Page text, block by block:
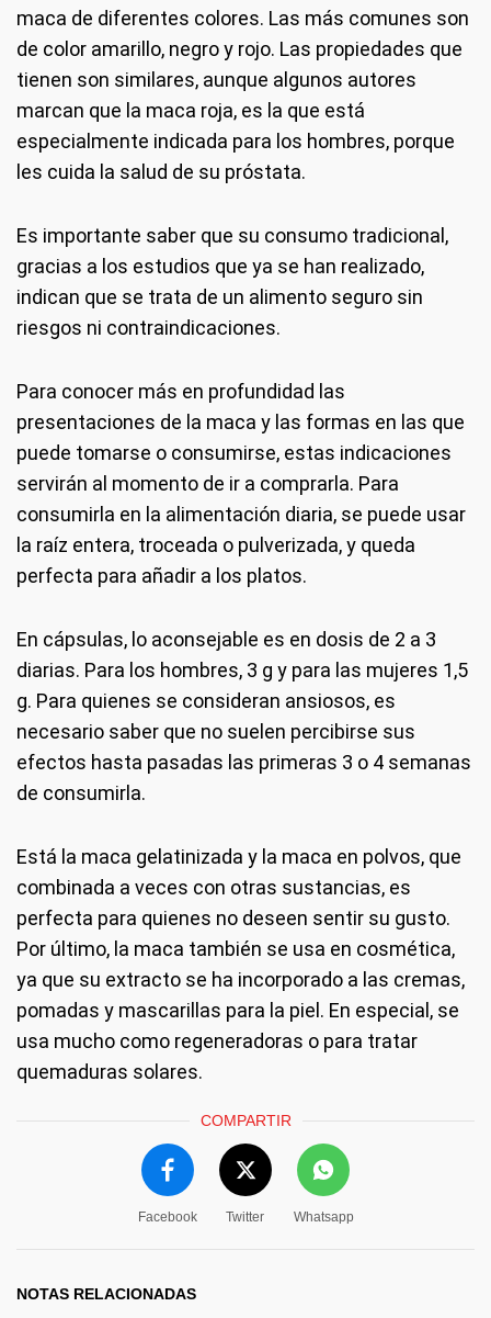
maca de diferentes colores. Las más comunes son
de color amarillo, negro y rojo. Las propiedades que
tienen son similares, aunque algunos autores
marcan que la maca roja, es la que está
especialmente indicada para los hombres, porque
les cuida la salud de su próstata.
Es importante saber que su consumo tradicional,
gracias a los estudios que ya se han realizado,
indican que se trata de un alimento seguro sin
riesgos ni contraindicaciones.
Para conocer más en profundidad las
presentaciones de la maca y las formas en las que
puede tomarse o consumirse, estas indicaciones
servirán al momento de ir a comprarla. Para
consumirla en la alimentación diaria, se puede usar
la raíz entera, troceada o pulverizada, y queda
perfecta para añadir a los platos.
En cápsulas, lo aconsejable es en dosis de 2 a 3
diarias. Para los hombres, 3 g y para las mujeres 1,5
g. Para quienes se consideran ansiosos, es
necesario saber que no suelen percibirse sus
efectos hasta pasadas las primeras 3 o 4 semanas
de consumirla.
Está la maca gelatinizada y la maca en polvos, que
combinada a veces con otras sustancias, es
perfecta para quienes no deseen sentir su gusto.
Por último, la maca también se usa en cosmética,
ya que su extracto se ha incorporado a las cremas,
pomadas y mascarillas para la piel. En especial, se
usa mucho como regeneradoras o para tratar
quemaduras solares.
COMPARTIR
Facebook Twitter Whatsapp
NOTAS RELACIONADAS